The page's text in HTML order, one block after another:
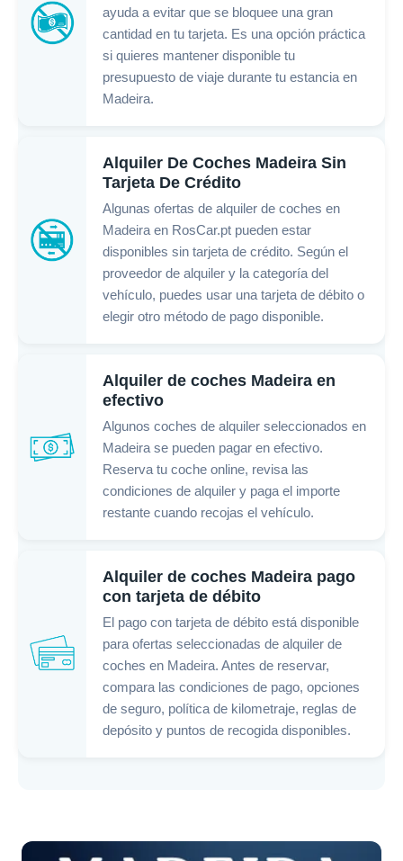
ayuda a evitar que se bloquee una gran
cantidad en tu tarjeta. Es una opción práctica
si quieres mantener disponible tu
presupuesto de viaje durante tu estancia en
Madeira.
Alquiler De Coches Madeira Sin
Tarjeta De Crédito
Algunas ofertas de alquiler de coches en
Madeira en RosCar.pt pueden estar
disponibles sin tarjeta de crédito. Según el
proveedor de alquiler y la categoría del
vehículo, puedes usar una tarjeta de débito o
elegir otro método de pago disponible.
Alquiler de coches Madeira en
efectivo
Algunos coches de alquiler seleccionados en
Madeira se pueden pagar en efectivo.
Reserva tu coche online, revisa las
condiciones de alquiler y paga el importe
restante cuando recojas el vehículo.
Alquiler de coches Madeira pago
con tarjeta de débito
El pago con tarjeta de débito está disponible
para ofertas seleccionadas de alquiler de
coches en Madeira. Antes de reservar,
compara las condiciones de pago, opciones
de seguro, política de kilometraje, reglas de
depósito y puntos de recogida disponibles.